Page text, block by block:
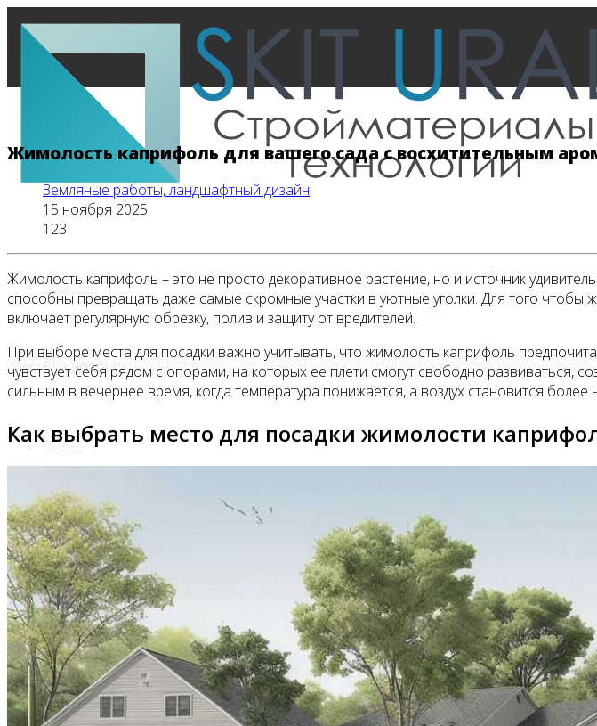
Главная
Все новости
Видео
Жимолость каприфоль для вашего сада с восхитительным
Земляные работы, ландшафтный дизайн
15 ноября 2025
123
Жимолость каприфоль – это не просто декоративное растение, но и источник
способны превращать даже самые скромные участки в уютные уголки. Для того
включает регулярную обрезку, полив и защиту от вредителей.
При выборе места для посадки важно учитывать, что жимолость каприфоль
чувствует себя рядом с опорами, на которых ее плети смогут свободно развиваться,
сильным в вечернее время, когда температура понижается, а воздух становится
Как выбрать место для посадки жимолости